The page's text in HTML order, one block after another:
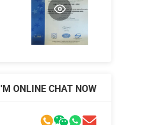
I'M ONLINE CHAT NOW